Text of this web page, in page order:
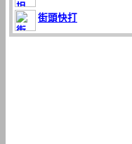
街頭快打